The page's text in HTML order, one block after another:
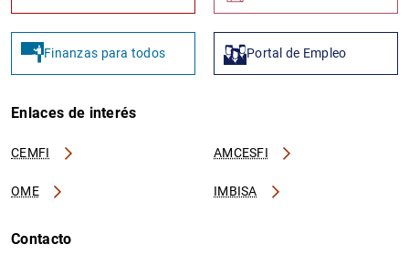
Finanzas para todos Portal de Empleo
Enlaces de interés
CEMFI AMCESFI
OME IMBISA
Contacto